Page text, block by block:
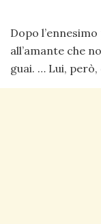
Dopo
all’amante che
guai. … Lui,